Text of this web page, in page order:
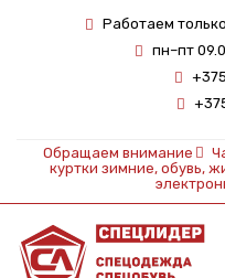
Работаем
пн–пт
Обращаем внимание
куртки зимние, обувь,